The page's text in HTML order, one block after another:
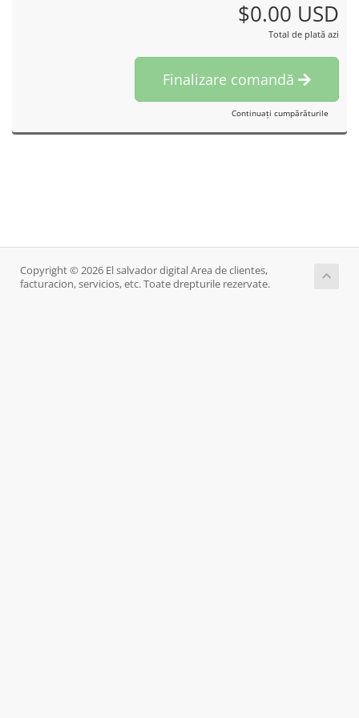
$0.00 USD
Total de plată azi
Finalizare comandă
Continuați cumpărăturile
Copyright © 2026 El salvador digital Area de clientes,
facturacion, servicios, etc. Toate drepturile rezervate.